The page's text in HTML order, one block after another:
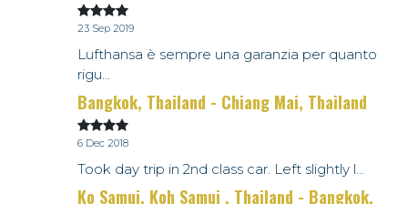
23 Sep 2019
Lufthansa è sempre una garanzia per quanto
rigu...
Bangkok, Thailand - Chiang Mai, Thailand
6 Dec 2018
Took day trip in 2nd class car. Left slightly l...
Ko Samui, Koh Samui , Thailand - Bangkok,